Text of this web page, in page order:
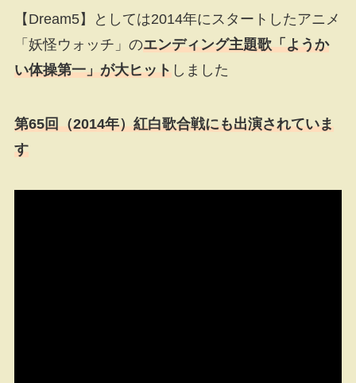
【Dream5】としては2014年にスタートしたアニメ
「妖怪ウォッチ」のエンディング主題歌「ようか
い体操第一」が大ヒット しました
第65回（2014年）紅白歌合戦にも出演されていま
す